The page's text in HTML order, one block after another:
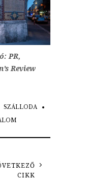
PR,
Review
SZÁLLODA
CIKK